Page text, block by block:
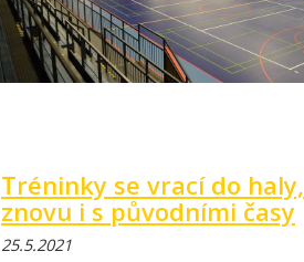
Tréninky se vrací do haly,
znovu i s původními časy
25.5.2021